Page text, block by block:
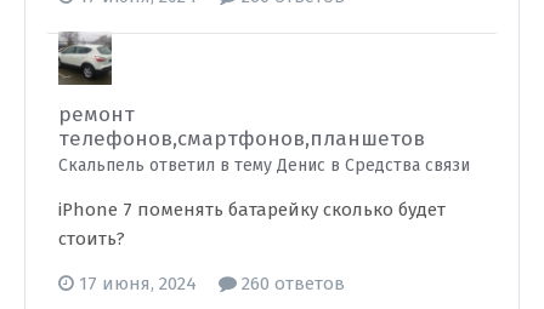
ремонт
телефонов,смартфонов,планшетов
Скальпель ответил в тему Денис в Средства связи
iPhone 7 поменять батарейку сколько будет
стоить?
17 июня, 2024 260 ответов